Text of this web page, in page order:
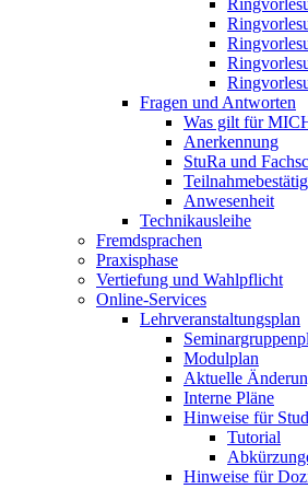
Fragen und Antworten
Was gilt für
Anerkennung
StuRa und
Anwesenheit
Technikausleihe
Fremdsprachen
Praxisphase
Vertiefung und Wahlpflicht
Online-Services
Lehrveranstaltungsplan
Modulplan
Aktuelle
Interne Pläne
Hinweise für
Tutorial
Hinweise für